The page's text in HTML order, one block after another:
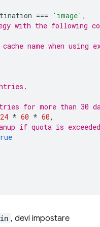
=== 'image' ,
with the following
name when using
for more than 30
24 * 60 * 60,
if quota is
, devi impostare